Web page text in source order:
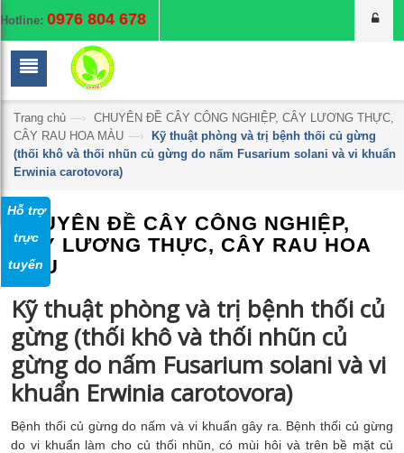
Hỗ trợ
trực
tuyến
Hotline: 0976 804 678
Trang chủ —› CHUYÊN ĐỀ CÂY CÔNG NGHIỆP, CÂY LƯƠNG THỰC,
CÂY RAU HOA MÀU —›
Kỹ thuật phòng và trị bệnh thối củ gừng
(thối khô và thối nhũn củ gừng do nấm Fusarium solani và vi khuẩn
Erwinia carotovora)
CHUYÊN ĐỀ CÂY CÔNG NGHIỆP,
CÂY LƯƠNG THỰC, CÂY RAU HOA
MÀU
Kỹ thuật phòng và trị bệnh thối củ
gừng (thối khô và thối nhũn củ
gừng do nấm Fusarium solani và vi
khuẩn Erwinia carotovora)
Bệnh thối củ gừng do nấm và vi khuẩn gây ra. Bệnh thối củ gừng
do vi khuẩn làm cho củ thối nhũn, có mùi hôi và trên bề mặt củ